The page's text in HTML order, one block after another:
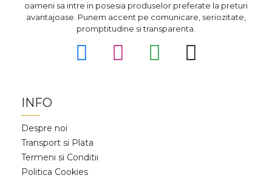
oameni sa intre in posesia produselor preferate la preturi
avantajoase. Punem accent pe comunicare, seriozitate,
promptitudine si transparenta.
INFO
Despre noi
Transport si Plata
Termeni si Conditii
Politica Cookies